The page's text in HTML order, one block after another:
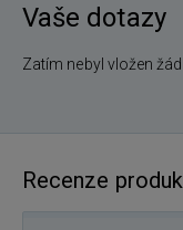
Vaše dotazy
Zatím nebyl vložen
Recenze